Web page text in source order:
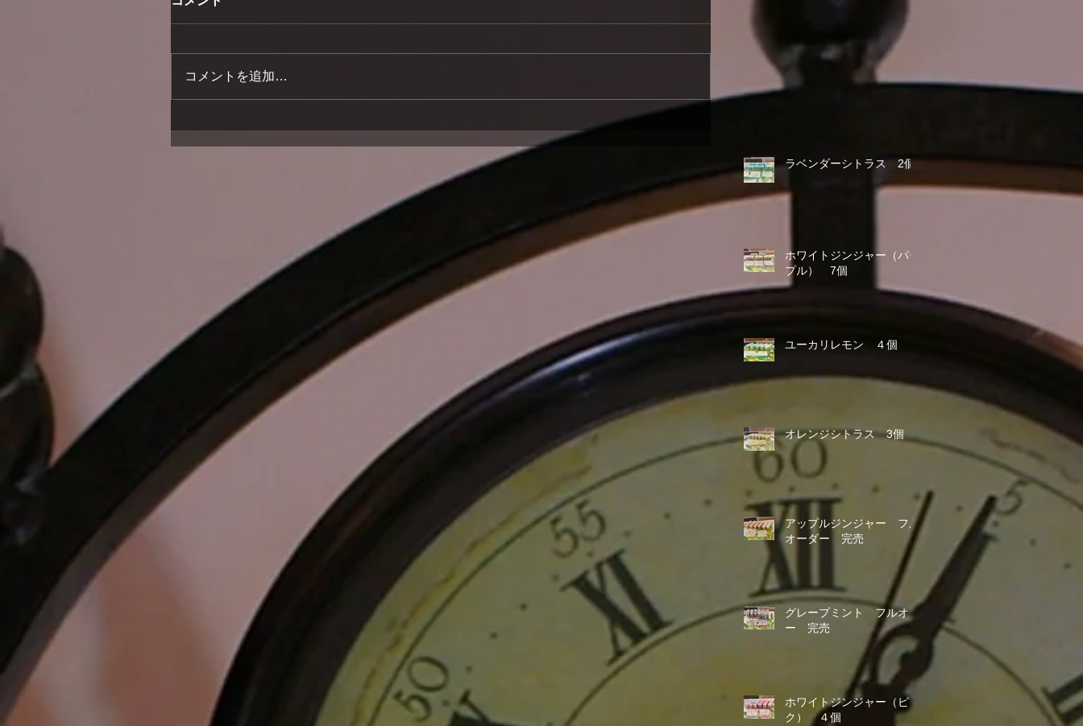
コメントを追加…
ラベンダーシトラス 2個
ホワイトジンジャー（パー
プル） 7個
ユーカリレモン ４個
オレンジシトラス 3個
アップルジンジャー フル
オーダー 完売
グレープミント フルオダ
ー 完売
ホワイトジンジャー（ピン
ク） ４個